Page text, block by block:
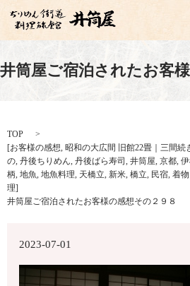
井筒屋ご宿泊されたお客
TOP
[お客様の感想, 昭和の大広間 旧館22畳｜三間続
の, 丹後ちりめん, 丹後ばら寿司 , 井筒屋, 京都,
柄, 地魚, 地魚料理, 天橋立, 新米, 橋立, 民宿, 着
理]
井筒屋ご宿泊されたお客様の感想その２９８
2023-07-01